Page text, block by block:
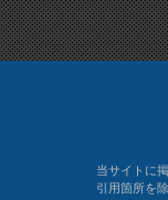
当サイトに
引用箇所を